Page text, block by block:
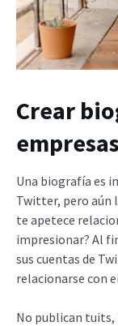
Crear
Una biografía es
Twitter, pero aún
te apetece
impresionar? Al
sus cuentas de
relacionarse con
No publican tuits,